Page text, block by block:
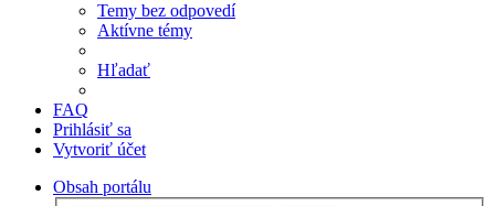
Temy bez odpovedí
Aktívne témy
Hľadať
FAQ
Prihlásiť sa
Vytvoriť účet
Obsah portálu